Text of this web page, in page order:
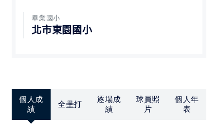
中華民國大專院校體育總會
畢業國小
北市東園國小
個人成
績
全壘打
逐場成
績
球員照
片
個人年
表